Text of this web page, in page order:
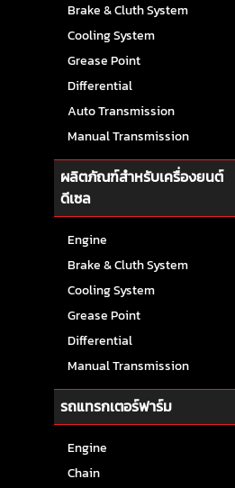
Brake & Cluth System
Cooling System
Grease Point
Differential
Auto Transmission
Manual Transmission
ผลิตภัณฑ์สำหรับเครื่องยนต์
ดีเซล
Engine
Brake & Cluth System
Cooling System
Grease Point
Differential
Manual Transmission
รถแทรกเตอร์ฟาร์ม
Engine
Chain